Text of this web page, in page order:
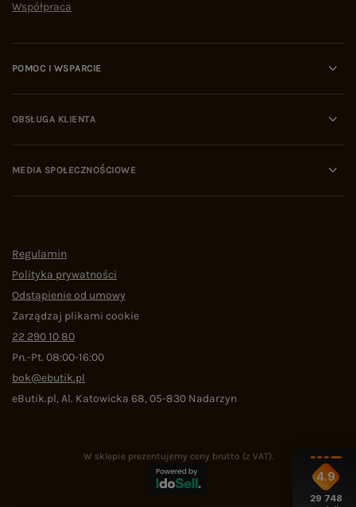
Współpraca
POMOC I WSPARCIE
OBSŁUGA KLIENTA
MEDIA SPOŁECZNOŚCIOWE
Regulamin
Polityka prywatności
Odstąpienie od umowy
Zarządzaj plikami cookie
22 290 10 80
Pn.-Pt. 08:00-16:00
bok@ebutik.pl
eButik.pl,Al. Katowicka 68,05-830 Nadarzyn
W sklepie prezentujemy ceny brutto (z VAT).
4.9
29 748